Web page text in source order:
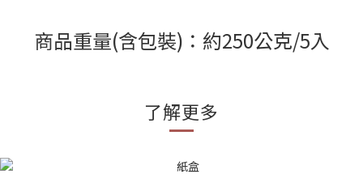
商品重量(含包裝)：約250公克/5入
了解更多